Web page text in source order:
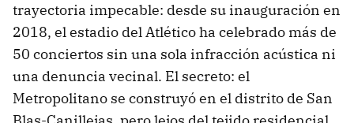
trayectoria impecable: desde su inauguración en
2018, el estadio del Atlético ha celebrado más de
50 conciertos sin una sola infracción acústica ni
una denuncia vecinal. El secreto: el
Metropolitano se construyó en el distrito de San